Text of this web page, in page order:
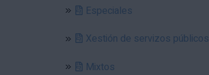
Especiales
Xestión de servizos públicos
Mixtos